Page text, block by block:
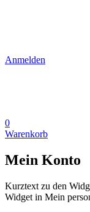
Anmelden
0
Warenkorb
Mein Konto
Kurztext zu den
Widget in Mein